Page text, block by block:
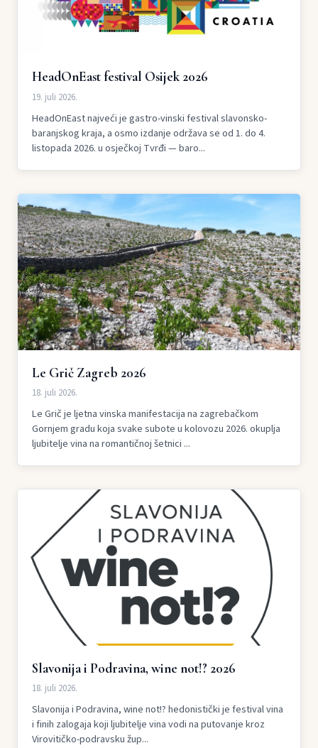
HeadOnEast festival Osijek 2026
19. juli 2026.
HeadOnEast najveći je gastro-vinski festival slavonsko-
baranjskog kraja, a osmo izdanje održava se od 1. do 4.
listopada 2026. u osječkoj Tvrđi — baro...
Le Grič Zagreb 2026
18. juli 2026.
Le Grič je ljetna vinska manifestacija na zagrebačkom
Gornjem gradu koja svake subote u kolovozu 2026. okuplja
ljubitelje vina na romantičnoj šetnici ...
Slavonija i Podravina, wine not!? 2026
18. juli 2026.
Slavonija i Podravina, wine not!? hedonistički je festival vina
i finih zalogaja koji ljubitelje vina vodi na putovanje kroz
Virovitičko-podravsku žup...